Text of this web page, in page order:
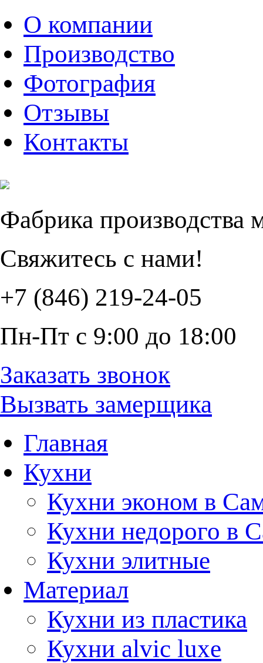
О компании
Производство
Фотография
Отзывы
Контакты
Фабрика производства
Свяжитесь с нами!
+7 (846) 219-24-05
Пн-Пт с 9:00 до 18:00
Заказать звонок
Вызвать замерщика
Главная
Кухни
Кухни эконом в
Кухни недорого в
Кухни элитные
Материал
Кухни из пластика
Кухни alvic luxe